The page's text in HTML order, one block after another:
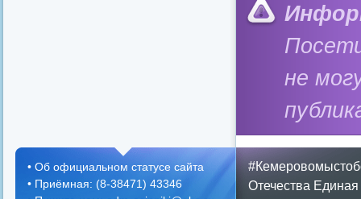
не
Отечества
• Об официальном статусе сайта
• Приёмная: (8-38471) 43346